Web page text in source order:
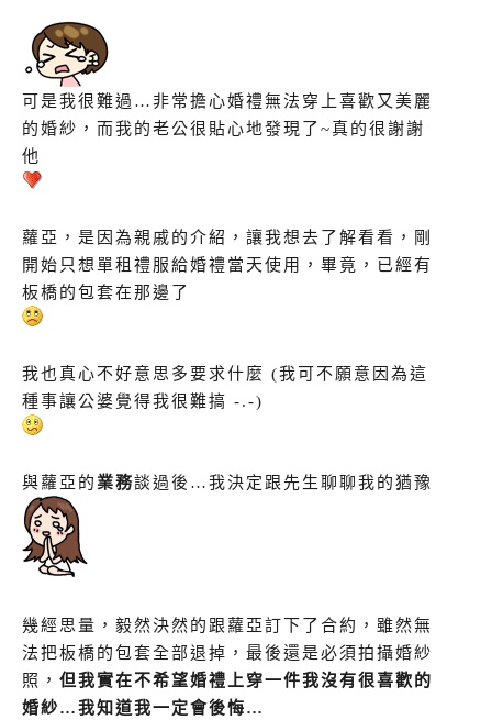
可是我很難過…非常擔心婚禮無法穿上喜歡又美麗
的婚紗，而我的老公很貼心地發現了~真的很謝謝
他
蘿亞，是因為親戚的介紹，讓我想去了解看看，剛
開始只想單租禮服給婚禮當天使用，畢竟，已經有
板橋的包套在那邊了
我也真心不好意思多要求什麼 (我可不願意因為這
種事讓公婆覺得我很難搞 -.-)
與蘿亞的 業務談過後…我決定跟先生聊聊我的猶豫
幾經思量，毅然決然的跟蘿亞訂下了合約，雖然無
法把板橋的包套全部退掉，最後還是必須拍攝婚紗
照， 但我實在不希望婚禮上穿一件我沒有很喜歡的
婚紗…我知道我一定會後悔…